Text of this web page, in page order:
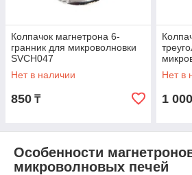
Колпачок магнетрона 6-
гранник для микроволновки
SVCH047
Нет в наличии
850 ₸
Нет в
1 000
Особенности
микроволновых печей